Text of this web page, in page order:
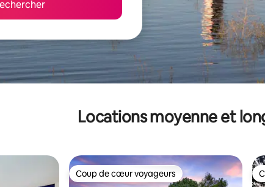
Locations moyenne et
Coup de cœur voyageurs
Coup de cœur voyageurs